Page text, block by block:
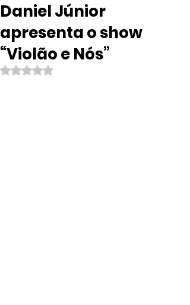
Daniel Júnior
apresenta o show
“Violão e Nós”
Avaliado com NaN de 5 estrelas.